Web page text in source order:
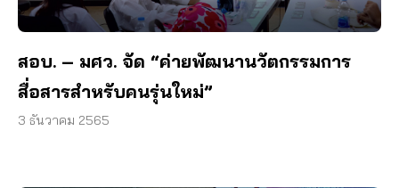
สอบ. – มศว. จัด “ค่ายพัฒนานวัตกรรมการ
สื่อสารสำหรับคนรุ่นใหม่”
3 ธันวาคม 2565